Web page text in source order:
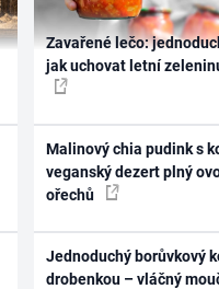
Zavařené lečo:
jak uchovat letní
Malinový chia pudink s
veganský dezert plný
ořechů
Jednoduchý borůvkový
drobenkou – vláčný